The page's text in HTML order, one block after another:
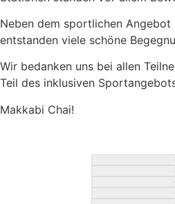
Neben dem sportlichen
entstanden viele schöne
Wir bedanken uns bei allen
Teil des inklusiven
Makkabi Chai!